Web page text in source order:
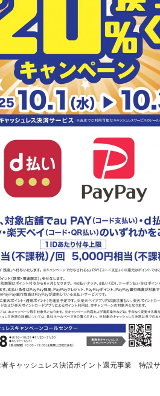
者キャッシュレス決済ポイント還元事業 特設